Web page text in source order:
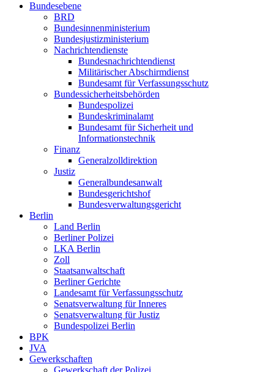
Bundesebene
BRD
Bundesinnenministerium
Bundesjustizministerium
Nachrichtendienste
Bundesnachrichtendienst
Militärischer Abschirmdienst
Bundesamt für Verfassungsschutz
Bundessicherheitsbehörden
Bundespolizei
Bundeskriminalamt
Bundesamt für Sicherheit und
Informationstechnik
Finanz
Generalzolldirektion
Justiz
Generalbundesanwalt
Bundesgerichtshof
Bundesverwaltungsgericht
Berlin
Land Berlin
Berliner Polizei
LKA Berlin
Zoll
Staatsanwaltschaft
Berliner Gerichte
Landesamt für Verfassungsschutz
Senatsverwaltung für Inneres
Senatsverwaltung für Justiz
Bundespolizei Berlin
BPK
JVA
Gewerkschaften
Gewerkschaft der Polizei